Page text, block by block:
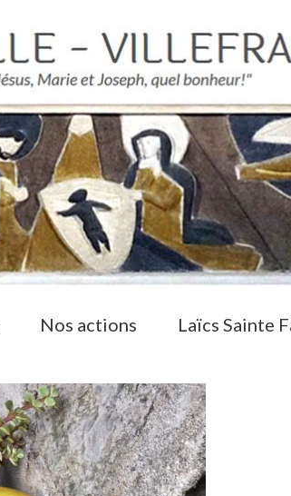
Nos actions Laïcs Sainte